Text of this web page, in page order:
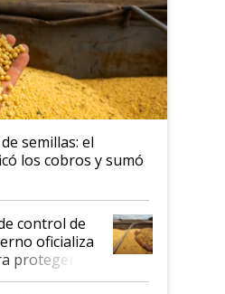
semillas: el
los cobros y sumó
control de
oficializa
proteger la